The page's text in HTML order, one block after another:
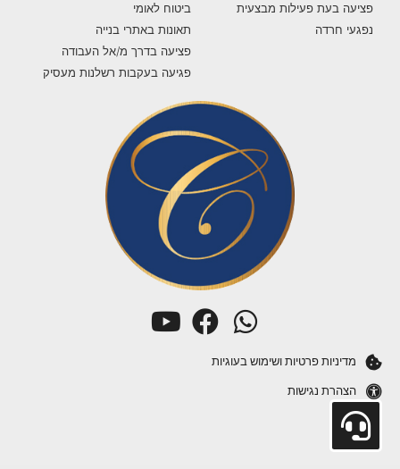
פציעה בעת פעילות מבצעית
נפגעי חרדה
ביטוח לאומי
תאונות באתרי בנייה
פציעה בדרך מ/אל העבודה
פגיעה בעקבות רשלנות מעסיק
מדיניות פרטיות ושימוש בעוגיות
הצהרת נגישות